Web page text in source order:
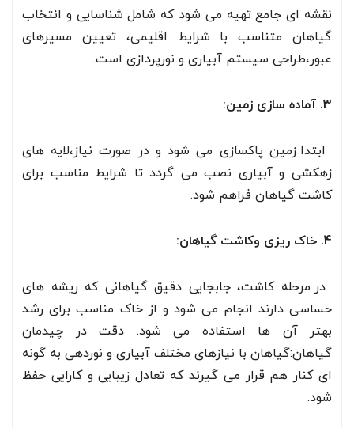
نقشه ای جامع تهیه می شود که شامل شناسایی و انتخاب
گیاهان متناسب با شرایط اقلیمی، تعیین مسیرهای
عبور،طراحی سیستم آبیاری و نورپردازی است.
3. آماده سازی زمین:
ابتدا زمین پاکسازی می شود و در صورت نیاز،لایه های
زهکشی و آبیاری نصب می گردد تا شرایط مناسب برای
کاشت گیاهان فراهم شود.
4. خاک ریزی وکاشت گیاهان:
در مرحله کاشت، جابجایی دقیق گیاهانی که ریشه های
حساسی دارند انجام می شود و از خاک مناسب برای رشد
بهتر آن ها استفاده می شود. دقت در چیدمان
گیاهان:گیاهان با نیازهای مختلف آبیاری و نوردهی به گونه
ای کنار هم قرار می گیرند که تعادل زیبایی و کارایی حفظ
شود.